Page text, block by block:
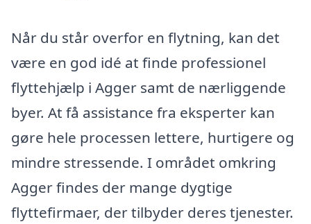
Når du står overfor en flytning, kan det
være en god idé at finde professionel
flyttehjælp i Agger samt de nærliggende
byer. At få assistance fra eksperter kan
gøre hele processen lettere, hurtigere og
mindre stressende. I området omkring
Agger findes der mange dygtige
flyttefirmaer, der tilbyder deres tjenester.